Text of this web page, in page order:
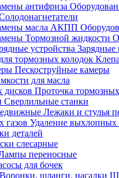
Зарядные
Пескоструйные камеры
для масла
Проточка
Сверлильные станки
Лежаки и стулья
Удаление выхлопных
деталей
слесарные
переносные
для бочек